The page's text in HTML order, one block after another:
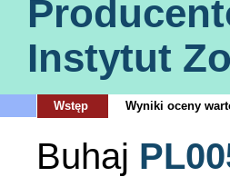
Instytut
Wstęp Wyniki oceny
Buhaj